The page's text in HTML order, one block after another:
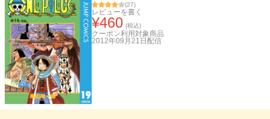
(27)
レビューを書く
¥460 (税込)
クーポン利用対象商品
2012年09月21日 配信